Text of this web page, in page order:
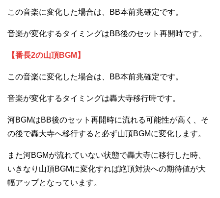
この音楽に変化した場合は、BB本前兆確定です。
音楽が変化するタイミングはBB後のセット再開時です。
【番長2の山頂BGM】
この音楽に変化した場合は、BB本前兆確定です。
音楽が変化するタイミングは轟大寺移行時です。
河BGMはBB後のセット再開時に流れる可能性が高く、そ
の後で轟大寺へ移行すると必ず山頂BGMに変化します。
また河BGMが流れていない状態で轟大寺に移行した時、
いきなり山頂BGMに変化すれば絶頂対決への期待値が大
幅アップとなっています。